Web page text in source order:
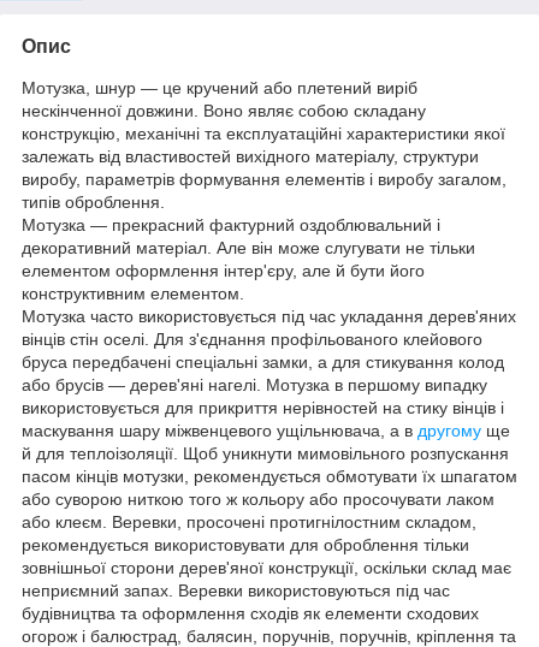
Опис
Мотузка, шнур — це кручений або плетений виріб
нескінченної довжини. Воно являє собою складану
конструкцію, механічні та експлуатаційні характеристики якої
залежать від властивостей вихідного матеріалу, структури
виробу, параметрів формування елементів і виробу загалом,
типів оброблення.
Мотузка — прекрасний фактурний оздоблювальний і
декоративний матеріал. Але він може слугувати не тільки
елементом оформлення інтер'єру, але й бути його
конструктивним елементом.
Мотузка часто використовується під час укладання дерев'яних
вінців стін оселі. Для з'єднання профільованого клейового
бруса передбачені спеціальні замки, а для стикування колод
або брусів — дерев'яні нагелі. Мотузка в першому випадку
використовується для прикриття нерівностей на стику вінців і
маскування шару міжвенцевого ущільнювача, а в другому ще
й для теплоізоляції. Щоб уникнути мимовільного розпускання
пасом кінців мотузки, рекомендується обмотувати їх шпагатом
або суворою ниткою того ж кольору або просочувати лаком
або клеєм. Веревки, просочені протигнілостним складом,
рекомендується використовувати для оброблення тільки
зовнішньої сторони дерев'яної конструкції, оскільки склад має
неприємний запах. Веревки використовуються під час
будівництва та оформлення сходів як елементи сходових
огорож і балюстрад, балясин, поручнів, поручнів, кріплення та